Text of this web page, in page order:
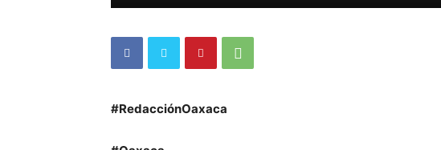
#RedacciónOaxaca